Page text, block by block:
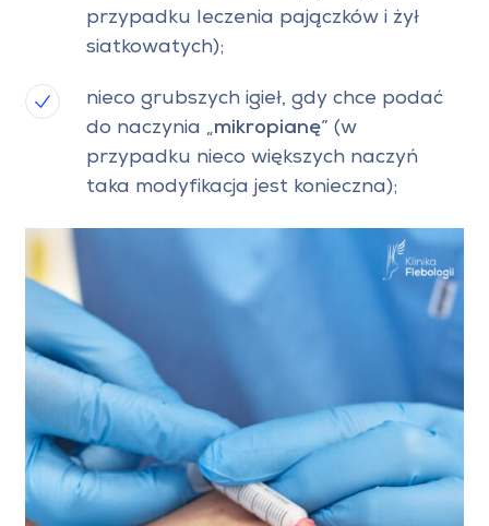
przypadku leczenia pajączków i żył
siatkowatych);
nieco grubszych igieł, gdy chce podać
do naczynia „mikropianę” (w
przypadku nieco większych naczyń
taka modyfikacja jest konieczna);